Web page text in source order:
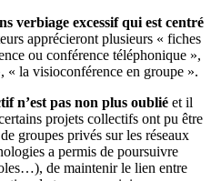
verbiage excessif qui est centré
apprécieront plusieurs « fiches
ou conférence téléphonique »,
« la visioconférence en groupe ».
n’est pas non plus oublié et il
projets collectifs ont pu être
groupes privés sur les réseaux
a permis de poursuivre
de maintenir le lien entre